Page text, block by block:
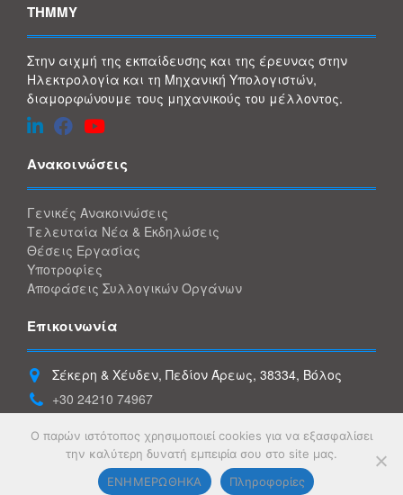
ΤΗΜΜΥ
Στην αιχμή της εκπαίδευσης και της έρευνας στην
Ηλεκτρολογία και τη Μηχανική Υπολογιστών,
διαμορφώνουμε τους μηχανικούς του μέλλοντος.
Ανακοινώσεις
Γενικές Ανακοινώσεις
Τελευταία Νέα & Εκδηλώσεις
Θέσεις Εργασίας
Υποτροφίες
Αποφάσεις Συλλογικών Οργάνων
Επικοινωνία
Σέκερη & Χέυδεν, Πεδίον Άρεως, 38334, Βόλος
+30 24210 74967
gece@uth.gr
© Copyright 2026Τμήμα Ηλεκτρολόγων Μηχανικών & Μηχανικών Υπολογιστών
Ο παρών ιστότοπος χρησιμοποιεί cookies για να εξασφαλίσει
την καλύτερη δυνατή εμπειρία σου στο site μας.
ΕΝΗΜΕΡΩΘΗΚΑ
Πληροφορίες